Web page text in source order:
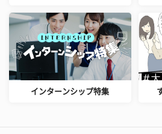
インターンシップ特集